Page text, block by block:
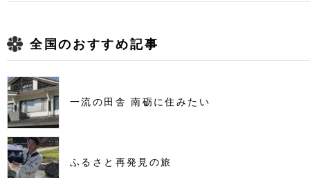
全国のおすすめ記事
一流の田舎 南砺に住みたい
ふるさと再発見の旅